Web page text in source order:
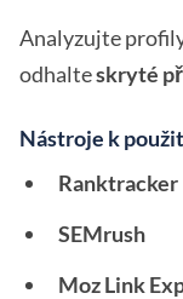
Analyzujte
odhalteskryté
Nástroje k
Ranktracker
SEMrush
Moz Link